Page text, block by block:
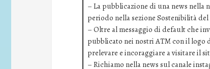
– La pubblicazione di una news nella
periodo nella sezione Sostenibilità
– Oltre al messaggio di default che
pubblicato nei nostri ATM con il logo
prelevare e incoraggiare a visitare il
– Richiamo nella news sul canale